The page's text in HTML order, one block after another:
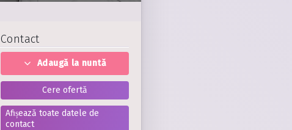
Contact
Adaugă la nuntă
Cere ofertă
Afișează toate datele de
contact